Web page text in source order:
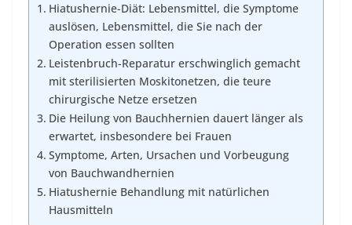
Hiatushernie-Diät: Lebensmittel, die Symptome
auslösen, Lebensmittel, die Sie nach der
Operation essen sollten
Leistenbruch-Reparatur erschwinglich gemacht
mit sterilisierten Moskitonetzen, die teure
chirurgische Netze ersetzen
Die Heilung von Bauchhernien dauert länger als
erwartet, insbesondere bei Frauen
Symptome, Arten, Ursachen und Vorbeugung
von Bauchwandhernien
Hiatushernie Behandlung mit natürlichen
Hausmitteln